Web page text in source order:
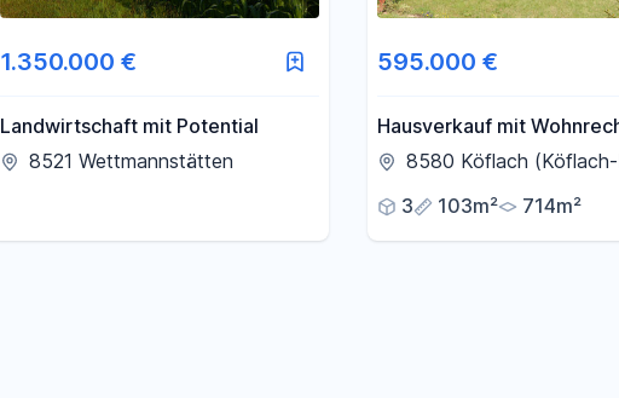
1.350.000 €
Landwirtschaft mit Potential
8521 Wettmannstätten
595.000 €
Hausverkauf mit
8580 Köflach (Köflach-
3
103m² 714m²